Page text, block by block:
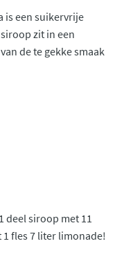
is een suikervrije
zit in een
de te gekke smaak
deel siroop met 11
fles 7 liter limonade!